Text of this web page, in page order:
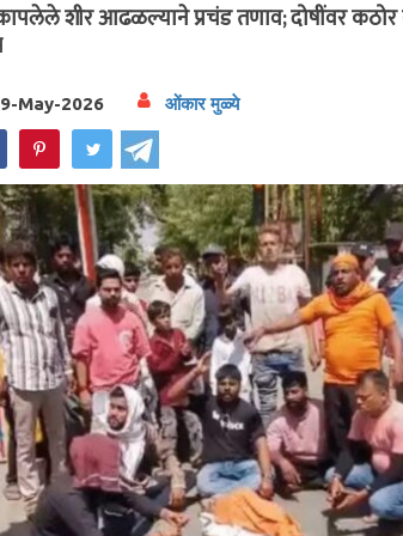
शीर आढळल्याने प्रचंड तणाव; दोषींवर कठोर
May-2026 ओंकार मुळ्ये